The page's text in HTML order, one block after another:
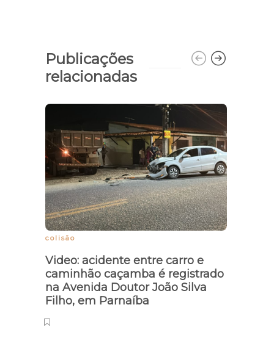
Publicações
relacionadas
colisão
Video: acidente entre carro e
caminhão caçamba é registrado
na Avenida Doutor João Silva
Filho, em Parnaíba